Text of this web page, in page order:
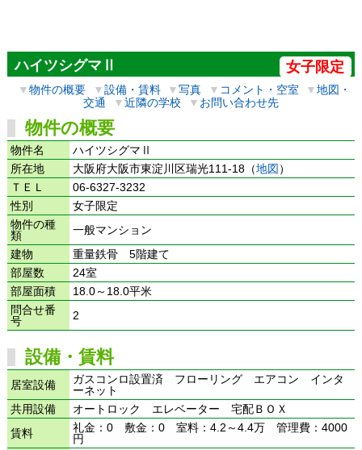
ハイツシグマⅡ 女子限定
▼物件の概要 ▼設備・賃料 ▼写真 ▼ コメント・空室 ▼地図・
交通
▼近隣の学校 ▼ お問い合わせ先
物件の概要
物件名
ハイツシグマⅡ
所在地
大阪府大阪市東淀川区瑞光111-18（地図 ）
ＴＥＬ
06-6327-3232
性別
女子限定
物件の種
類
一般マンション
建物
重量鉄骨 5階建て
部屋数
24室
部屋面積
18.0～18.0平米
問合せ番
号
2
設備・賃料
居室設備
ガスコンロ設置済 フローリング エアコン インタ
ーネット
共用設備
オートロック エレベーター 宅配ＢＯＸ
賃料
礼金：0 敷金：0 室料：4.2～4.4万 管理費：4000
円